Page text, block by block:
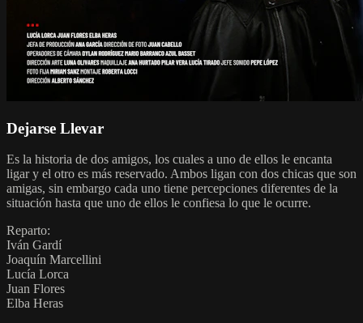
Dejarse Llevar
Es la historia de dos amigos, los cuales a uno de ellos le encanta
ligar y el otro es más reservado. Ambos ligan con dos chicas que son
amigas, sin embargo cada uno tiene percepciones diferentes de la
situación hasta que uno de ellos le confiesa lo que le ocurre.
Reparto:
Iván Gardí
Joaquín Marcellini
Lucía Lorca
Juan Flores
Elba Heras